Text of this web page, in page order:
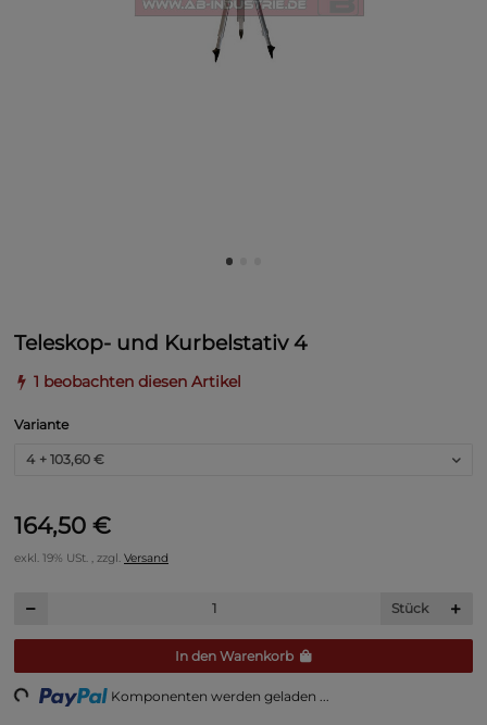
Teleskop- und Kurbelstativ 4
1 beobachten diesen Artikel
Variante
4 + 103,60 €
164,50 €
exkl. 19% USt. , zzgl. Versand
Stück
In den Warenkorb
Komponenten werden geladen ...